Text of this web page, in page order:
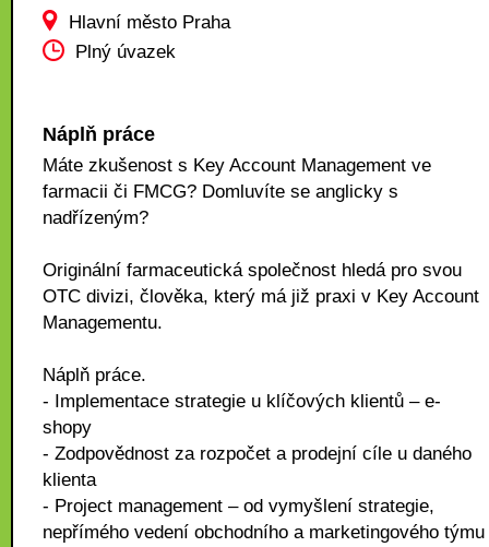
Hlavní město Praha
Plný úvazek
Náplň práce
Máte zkušenost s Key Account Management ve
farmacii či FMCG? Domluvíte se anglicky s
nadřízeným?
Originální farmaceutická společnost hledá pro svou
OTC divizi, člověka, který má již praxi v Key Account
Managementu.
Náplň práce.
- Implementace strategie u klíčových klientů – e-
shopy
- Zodpovědnost za rozpočet a prodejní cíle u daného
klienta
- Project management – od vymyšlení strategie,
nepřímého vedení obchodního a marketingového týmu